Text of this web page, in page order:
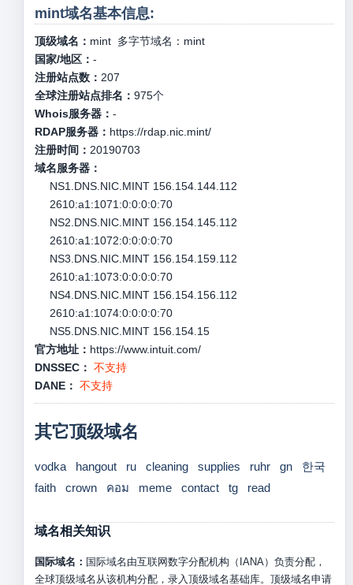
mint域名基本信息:
顶级域名： mint多字节域名： mint
国家/地区： -
注册站点数： 207
全球注册站点排名： 975个
Whois服务器： -
RDAP服务器： https://rdap.nic.mint/
注册时间： 20190703
域名服务器：
NS1.DNS.NIC.MINT 156.154.144.112
2610:a1:1071:0:0:0:0:70
NS2.DNS.NIC.MINT 156.154.145.112
2610:a1:1072:0:0:0:0:70
NS3.DNS.NIC.MINT 156.154.159.112
2610:a1:1073:0:0:0:0:70
NS4.DNS.NIC.MINT 156.154.156.112
2610:a1:1074:0:0:0:0:70
NS5.DNS.NIC.MINT 156.154.15
官方地址： https://www.intuit.com/
DNSSEC： 不支持
DANE： 不支持
其它顶级域名
vodka hangout ru cleaning supplies ruhr gn
한국
faith
crown คอม meme contact tg read
域名相关知识
国际域名： 国际域名由互联网数字分配机构（IANA）负责分配，
全球顶级域名从该机构分配，录入顶级域名基础库。顶级域名申请